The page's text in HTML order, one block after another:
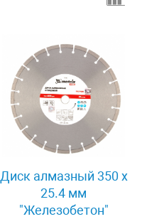
Диск алмазный 350 х
25.4 мм
"Железобетон"